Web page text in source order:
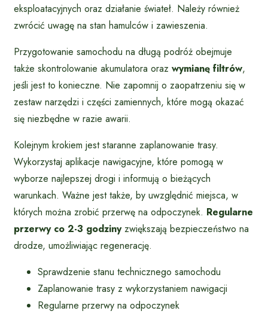
eksploatacyjnych oraz działanie świateł. Należy również
zwrócić uwagę na stan hamulców i zawieszenia.
Przygotowanie samochodu na długą podróż obejmuje
także skontrolowanie akumulatora oraz wymianę filtrów,
jeśli jest to konieczne. Nie zapomnij o zaopatrzeniu się w
zestaw narzędzi i części zamiennych, które mogą okazać
się niezbędne w razie awarii.
Kolejnym krokiem jest staranne zaplanowanie trasy.
Wykorzystaj aplikacje nawigacyjne, które pomogą w
wyborze najlepszej drogi i informują o bieżących
warunkach. Ważne jest także, by uwzględnić miejsca, w
których można zrobić przerwę na odpoczynek. Regularne
przerwy co 2-3 godzinyzwiększają bezpieczeństwo na
drodze, umożliwiając regenerację.
Sprawdzenie stanu technicznego samochodu
Zaplanowanie trasy z wykorzystaniem nawigacji
Regularne przerwy na odpoczynek